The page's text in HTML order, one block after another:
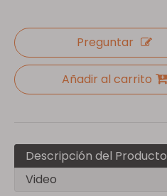
Preguntar
Añadir al carrito
Descripción del Producto
Video